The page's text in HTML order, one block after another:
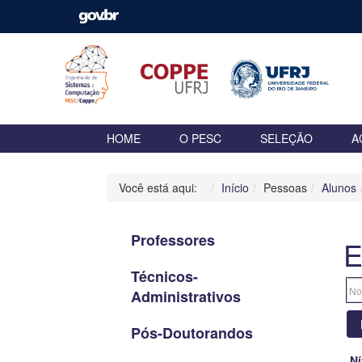
HOME O PESC SELEÇÃO
Você está aqui: Início Pessoas Alunos
Professores
Técnicos-
Administrativos
Pós-Doutorandos